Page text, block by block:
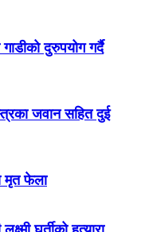
दुरुपयोग गर्दै
जवान सहित दुई
मृत फेला